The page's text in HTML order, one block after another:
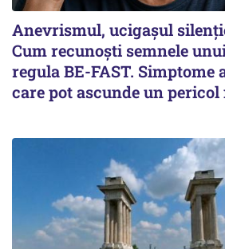
Anevrismul, ucigașul
Cum recunoști semnele
regula BE-FAST. Simptome
care pot ascunde un